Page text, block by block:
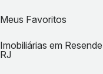
Meus Favoritos
Imobiliárias em
RJ